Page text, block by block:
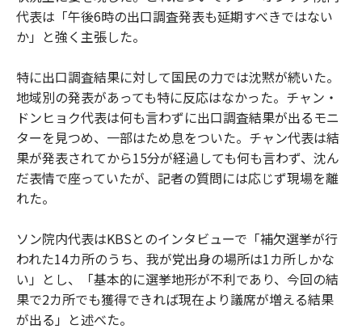
代表は「午後6時の出口調査発表も延期すべきではない
か」と強く主張した。
特に出口調査結果に対して国民の力では沈黙が続いた。
地域別の発表があっても特に反応はなかった。チャン・
ドンヒョク代表は何も言わずに出口調査結果が出るモニ
ターを見つめ、一部はため息をついた。チャン代表は結
果が発表されてから15分が経過しても何も言わず、沈ん
だ表情で座っていたが、記者の質問には応じず現場を離
れた。
ソン院内代表はKBSとのインタビューで「補欠選挙が行
われた14カ所のうち、我が党出身の場所は1カ所しかな
い」とし、「基本的に選挙地形が不利であり、今回の結
果で2カ所でも獲得できれば現在より議席が増える結果
が出る」と述べた。